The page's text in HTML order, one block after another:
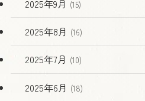
2025年9月 (15)
2025年8月 (16)
2025年7月 (10)
2025年6月 (18)